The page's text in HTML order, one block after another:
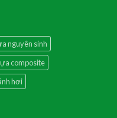
nguyên sinh
composite
hơi